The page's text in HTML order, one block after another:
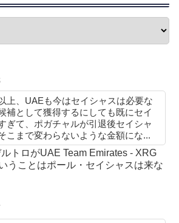
上、UAEも今はセイシャスは必要な
補として獲得するにしても既にセイ
ぎて、ポガチャルが引退後セイシャ
こまで変わらないような金額にな...
トロがUAE Team Emirates - XRG
うことはポール・セイシャスは来な